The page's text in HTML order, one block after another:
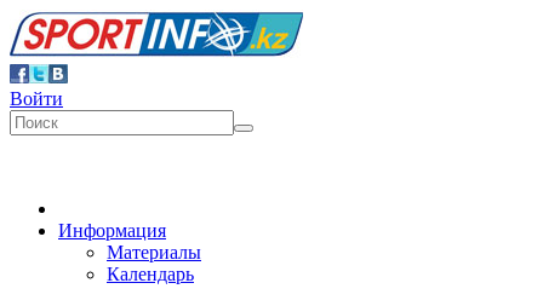
Войти
Информация
Материалы
Календарь